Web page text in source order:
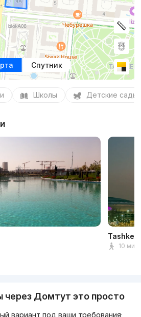
Спутник
Школы Детские сады
10 мин
через Домтут это просто
вариант под ваши требования;